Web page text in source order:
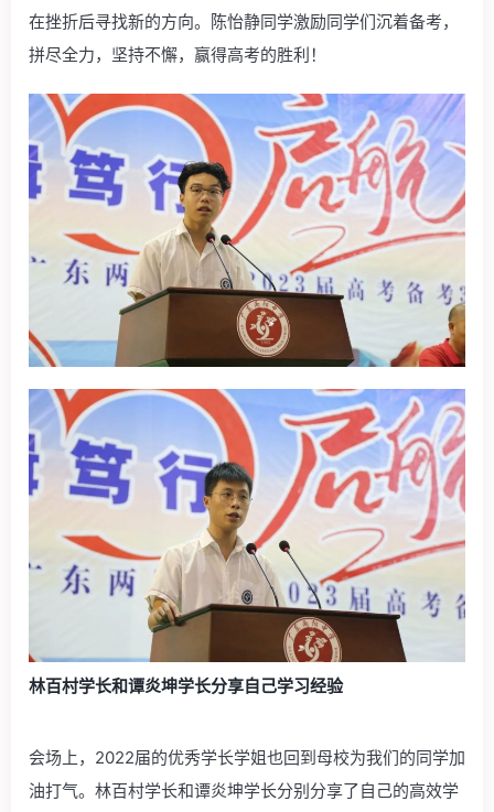
在挫折后寻找新的方向。陈怡静同学激励同学们沉着备考，
拼尽全力，坚持不懈，赢得高考的胜利！
林百村学长和谭炎坤学长分享自己学习经验
会场上，2022届的优秀学长学姐也回到母校为我们的同学加
油打气。林百村学长和谭炎坤学长分别分享了自己的高效学